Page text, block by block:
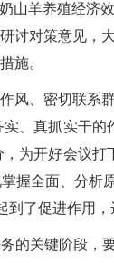
山羊养殖经济
讨对策意见，
施。
风、密切联系
、真抓实干的
为开好会议打
握全面、分析
了促进作用，
的关键阶段，